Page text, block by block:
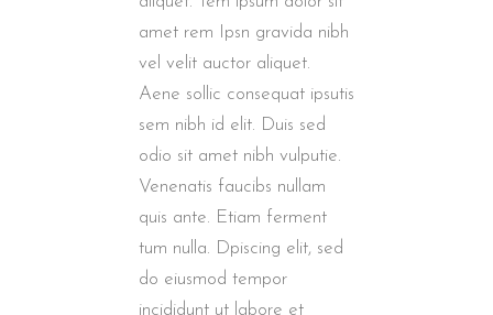
amet rem Ipsn gravida nibh
vel velit auctor aliquet.
Aene sollic consequat ipsutis
sem nibh id elit. Duis sed
odio sit amet nibh vulputie.
Venenatis faucibs nullam
quis ante. Etiam ferment
tum nulla. Dpiscing elit, sed
do eiusmod tempor
incididunt ut labore et